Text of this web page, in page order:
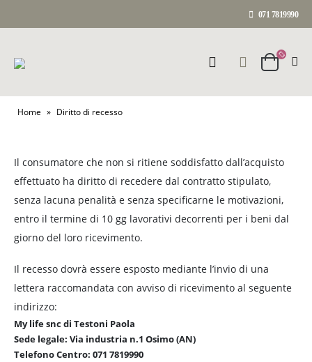
071 7819990
Home » Diritto di recesso
Il consumatore che non si ritiene soddisfatto dall’acquisto
effettuato ha diritto di recedere dal contratto stipulato,
senza lacuna penalità e senza specificarne le motivazioni,
entro il termine di 10 gg lavorativi decorrenti per i beni dal
giorno del loro ricevimento.
Il recesso dovrà essere esposto mediante l’invio di una
lettera raccomandata con avviso di ricevimento al seguente
indirizzo:
My life snc di Testoni Paola
Sede legale: Via industria n.1 Osimo (AN)
Telefono Centro: 071 7819990